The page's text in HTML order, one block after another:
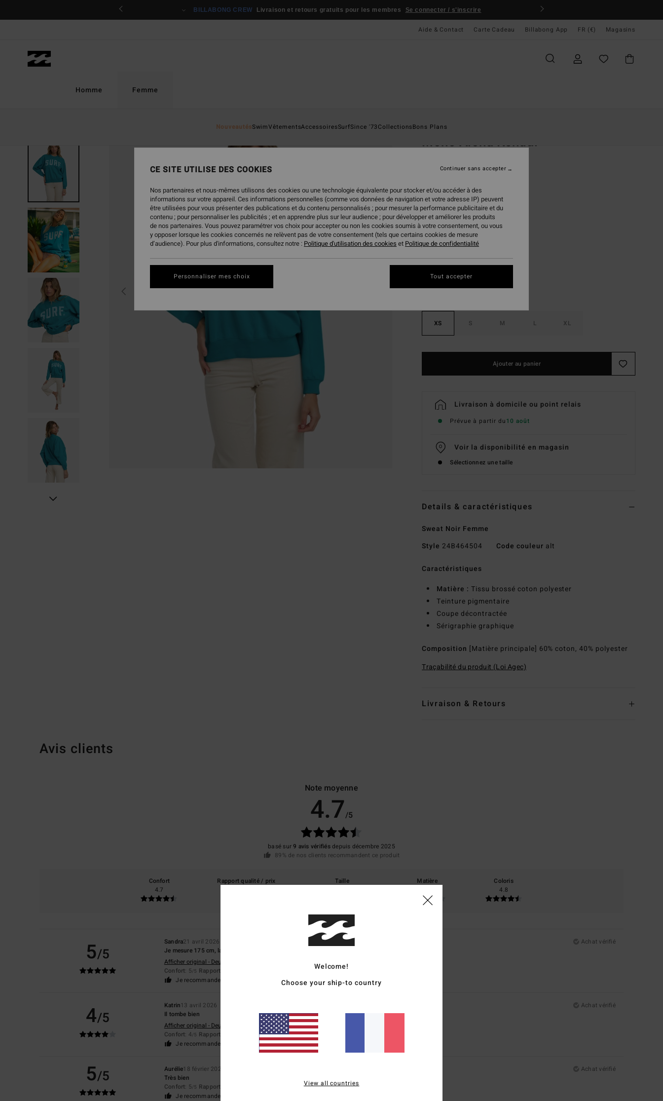
BILLABONG CREW Livraison et retours gratuits pour les membres Se connecter / s'inscrire
Aide & Contact Carte Cadeau Billabong App FR (€) Magasins
Homme Femme
NouveautésSwimVêtementsAccessoiresSurfSince '73CollectionsBons Plans
Mono Aloha Kendal
(9 Avis)
59,95 €
50%
29,98 €
BONS PLANS
CouleurAtlantis
XS S M L XL
Ajouter au panier
Livraison à domicile ou point relais
Prévue à partir du10 août
Voir la disponibilité en magasin
Sélectionnez une taille
Details & caractéristiques
Sweat Noir Femme
Style 24B464504 Code couleur alt
Caractéristiques
Matière : Tissu brossé coton polyester
Teinture pigmentaire
Coupe décontractée
Sérigraphie graphique
Composition [Matière principale] 60% coton, 40% polyester
Traçabilité du produit (Loi Agec)
Livraison & Retours
Avis clients
Note moyenne
4.7/5
basé sur9 avis vérifiésdepuis décembre 2025
89% de nos clients recommandent ce produit
Confort
4.7
Rapport qualité / prix
Taille
Matière
Coloris
4.8
5/5
Sandra21 avril 2026
Achat vérifié
Je mesure 175 cm, la taille M me va parfaitement, coupe ample
Afficher original - Deutsch
Confort: 5/5 Rapport qualité / prix : Taille parfaiteMatière
Je recommande ce produit
4/5
Katrin13 avril 2026
Achat vérifié
Il tombe bien
Afficher original - Deutsch
Confort: 4/5 Rapport qualité / prix : 4/5 Taille: Taille parfaite
Je recommande ce produit
5/5 Aurélie18 février 2026
Achat vérifié
Très bien
Confort: 5/5 Rapport qualité / prix : Taille parfaiteMatière: 5/5
Je recommande ce produit
Welcome!
Choose your ship-to country
View all countries
CE SITE UTILISE DES COOKIES
Nos partenaires et nous-mêmes utilisons des cookies ou une technologie équivalente pour stocker et/ou accéder à des
informations sur votre appareil. Ces informations personnelles (comme vos données de navigation et votre adresse IP) peuvent
être utilisées pour vous présenter des publications et du contenu personnalisés ; pour mesurer la performance publicitaire et du
contenu ; pour personnaliser les publicités ; et en apprendre plus sur leur audience ; pour développer et améliorer les produits
de nos partenaires. Vous pouvez paramétrer vos choix pour accepter ou non les cookies soumis à votre consentement, ou vous
y opposer lorsque les cookies concernés ne relèvent pas de votre consentement (tels que certains cookies de mesure
d’audience). Pour plus d'informations, consultez notre : Politique d'utilisation des cookies et Politique de confidentialité
Personnaliser mes choix
Continuer sans accepter
Tout accepter